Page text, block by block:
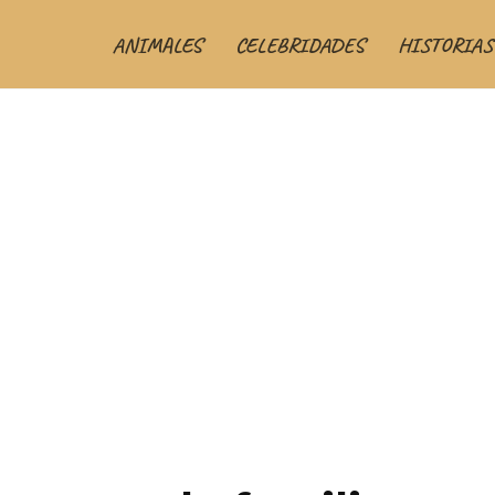
ANIMALES CELEBRIDADES